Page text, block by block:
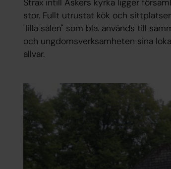
stor. Fullt utrustat kök och
"lilla salen" som bla. används till
och ungdomsverksamheten sina
allvar.